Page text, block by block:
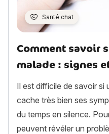
Santé chat
Comment savoir
malade : signes
Il est difficile de savoir si
cache très bien ses
du temps en silence.
peuvent révéler un